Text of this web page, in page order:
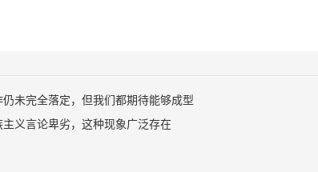
未完全落定，但我们都期待能够成型
义言论卑劣，这种现象广泛存在